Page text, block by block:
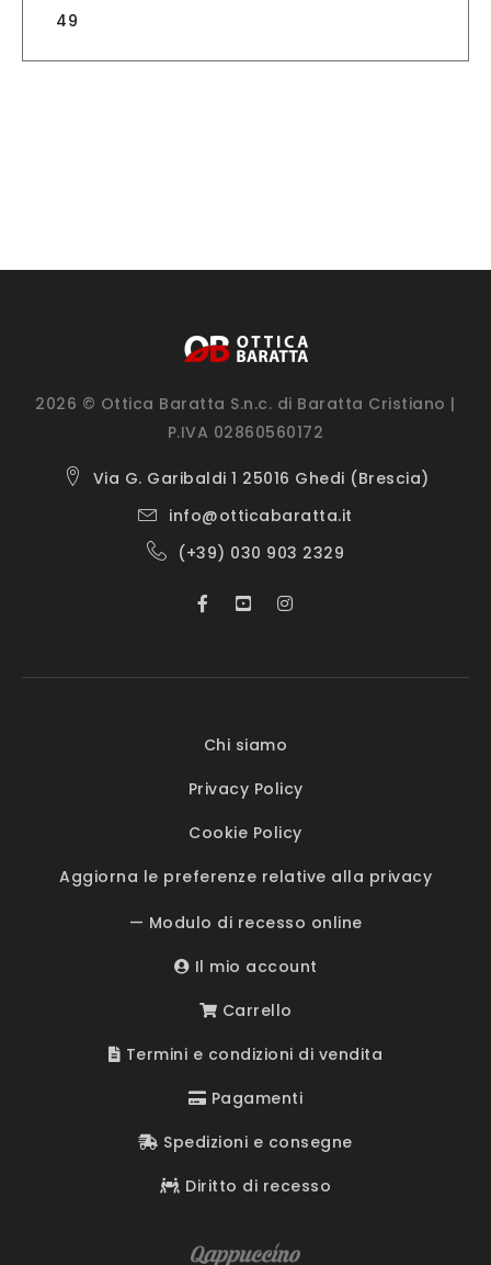
49
2026 © Ottica Baratta S.n.c. di Baratta Cristiano |
P.IVA 02860560172
Via G. Garibaldi 1 25016 Ghedi (Brescia)
info@otticabaratta.it
(+39) 030 903 2329
Chi siamo
Privacy Policy
Cookie Policy
Aggiorna le preferenze relative alla privacy
— Modulo di recesso online
Il mio account
Carrello
Termini e condizioni di vendita
Pagamenti
Spedizioni e consegne
Diritto di recesso